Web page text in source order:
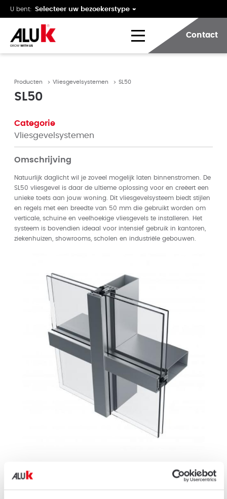
U bent:
Contact
Producten Vliesgevelsystemen SL50
SL50
Categorie
Vliesgevelsystemen
Omschrijving
Natuurlijk daglicht wil je zoveel mogelijk laten binnenstromen. De
SL50 vliesgevel is daar de ultieme oplossing voor en creëert een
unieke toets aan jouw woning. Dit vliesgevelsysteem biedt stijlen
en regels met een breedte van 50 mm die gebruikt worden om
verticale, schuine en veelhoekige vliesgevels te installeren. Het
systeem is bovendien ideaal voor intensief gebruik in kantoren,
ziekenhuizen, showrooms, scholen en industriële gebouwen.